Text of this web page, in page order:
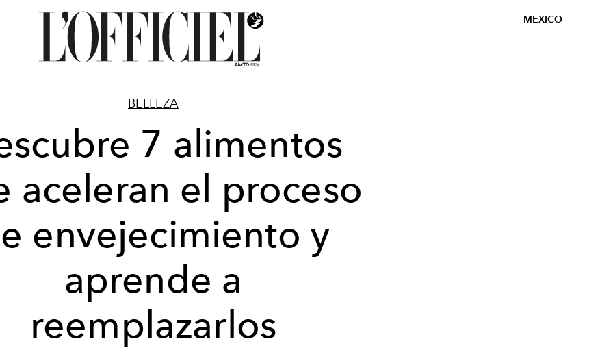
MEXICO
BELLEZA
7 alimentos
aceleran el proceso
envejecimiento y
aprende a
reemplazarlos